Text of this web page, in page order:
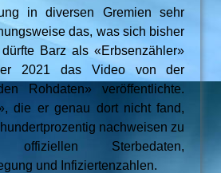
in diversen Gremien sehr
das, was sich bisher
Barz als «Erbsenzähler»
2021 das Video von der
Rohdaten» veröffentlichte.
die er genau dort nicht fand,
nachweisen zu
Sterbedaten,
und Infiziertenzahlen.